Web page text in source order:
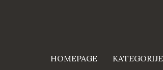
HOMEPAGE KATEGORIJE